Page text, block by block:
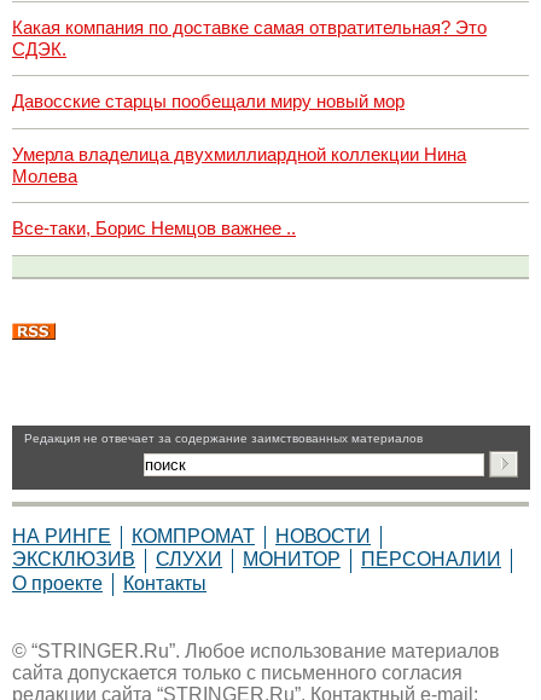
Какая компания по доставке самая отвратительная? Это
СДЭК.
Давосские старцы пообещали миру новый мор
Умерла владелица двухмиллиардной коллекции Нина
Молева
Все-таки, Борис Немцов важнее ..
Pедакция не отвечает за содержание заимствованных материалов
НА РИНГЕ КОМПРОМАТ
НОВОСТИ
ЭКСКЛЮЗИВ
СЛУХИ МОНИТОР
ПЕРСОНАЛИИ
О проекте
Контакты
© “STRINGER.Ru”. Любое использование материалов
сайта допускается только с письменного согласия
редакции сайта “STRINGER.Ru”. Контактный e-mail: